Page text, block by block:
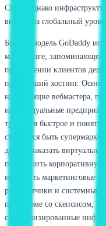
США, однако
вышли на глобальный
Бизнес-модель GoDaddy
маркетинге,
привлечении клиентов
простейший хостинг.
начинающие вебмастера,
индивидуальные
требуется быстрое и
стремится быть
домен, заказать
подключить
настроить маркетинговые
разработчики и системные
платформе со скепсисом,
специализированные